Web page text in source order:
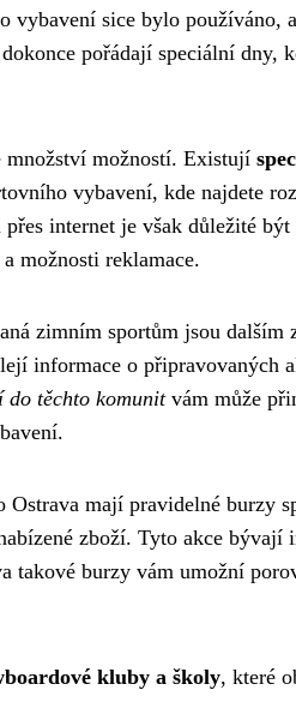
vybavení sice bylo používáno,
pořádají speciální
množství možností. Existují
vybavení, kde najdete
internet je však důležité
možnosti reklamace.
zimním sportům jsou
informace o připravovaných
do těchto komunitvám může
Ostrava mají pravidelné burzy
zboží. Tyto akce
takové burzy vám umožní
kluby a školy, které